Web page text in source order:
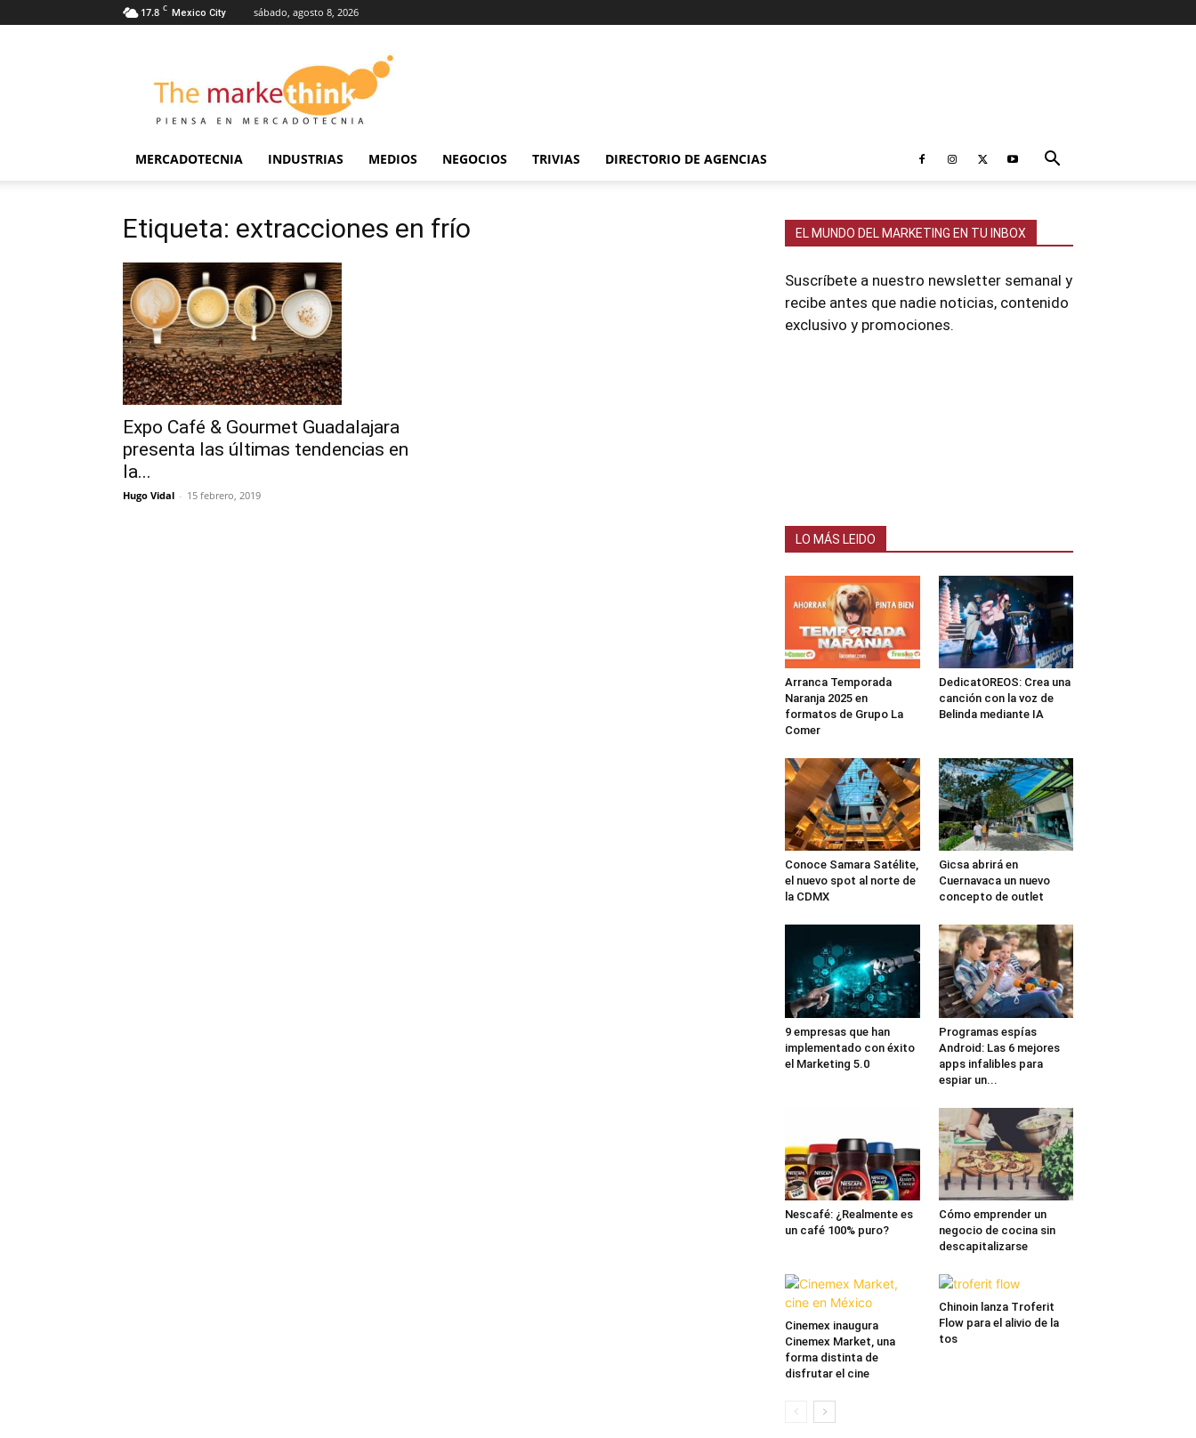
17.8 C Mexico City sábado, agosto 8, 2026
Markethink
MERCADOTECNIA INDUSTRIAS MEDIOS NEGOCIOS TRIVIAS DIRECTORIO DE AGENCIAS
Etiqueta: extracciones en frío
Expo Café & Gourmet Guadalajara
presenta las últimas tendencias en
la...
Hugo Vidal - 15 febrero, 2019
EL MUNDO DEL MARKETING EN TU INBOX
Suscríbete a nuestro newsletter semanal y
recibe antes que nadie noticias, contenido
exclusivo y promociones.
LO MÁS LEIDO
Arranca Temporada
Naranja 2025 en
formatos de Grupo La
Comer
DedicatOREOS: Crea una
canción con la voz de
Belinda mediante IA
Conoce Samara Satélite,
el nuevo spot al norte de
la CDMX
Gicsa abrirá en
Cuernavaca un nuevo
concepto de outlet
9 empresas que han
implementado con éxito
el Marketing 5.0
Programas espías
Android: Las 6 mejores
apps infalibles para
espiar un...
Nescafé: ¿Realmente es
un café 100% puro?
Cómo emprender un
negocio de cocina sin
descapitalizarse
Cinemex inaugura
Cinemex Market, una
forma distinta de
disfrutar el cine
Chinoin lanza Troferit
Flow para el alivio de la
tos